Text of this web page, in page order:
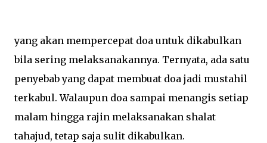
yang akan mempercepat doa untuk dikabulkan
bila sering melaksanakannya. Ternyata, ada satu
penyebab yang dapat membuat doa jadi mustahil
terkabul. Walaupun doa sampai menangis setiap
malam hingga rajin melaksanakan shalat
tahajud, tetap saja sulit dikabulkan.